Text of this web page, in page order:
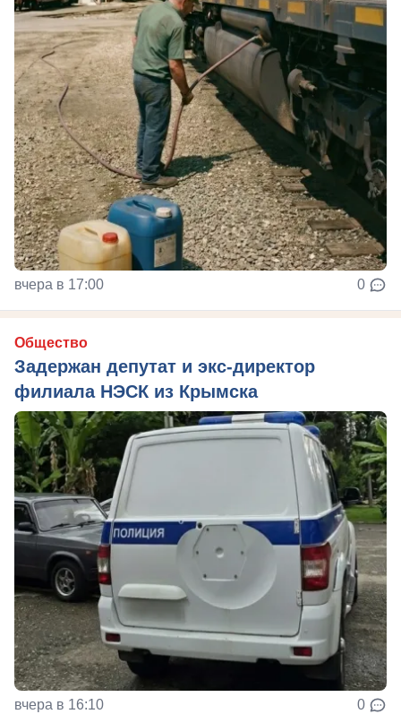
вчера в 17:00 0
Общество
Задержан депутат и экс-директор
филиала НЭСК из Крымска
вчера в 16:10 0